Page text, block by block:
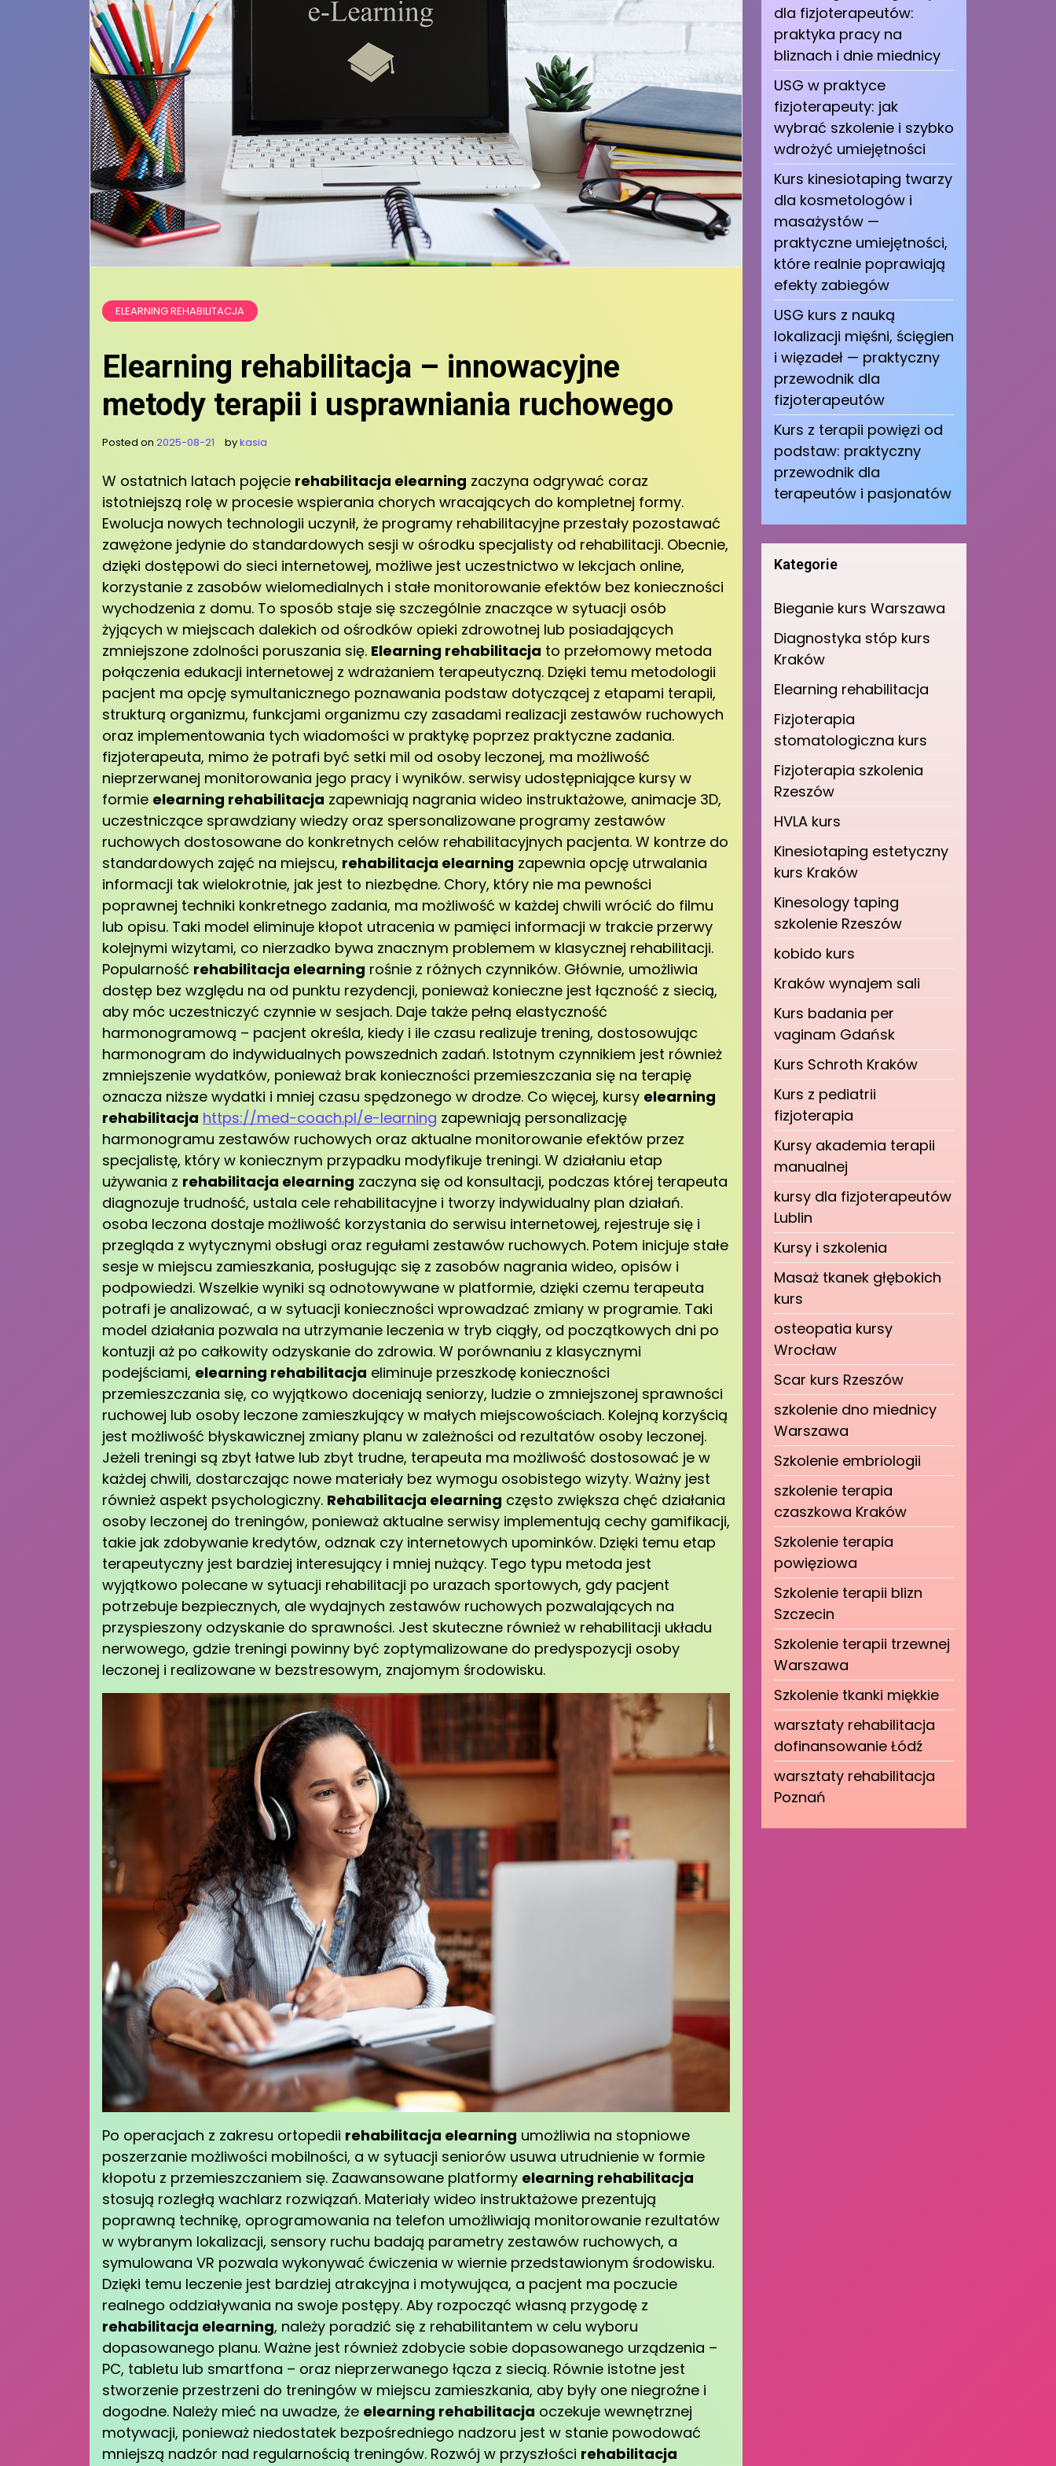
ELEARNING REHABILITACJA
Elearning rehabilitacja – innowacyjne
metody terapii i usprawniania ruchowego
Posted on 2025-08-21 bykasia
W ostatnich latach pojęcie rehabilitacja elearning zaczyna odgrywać coraz
istotniejszą rolę w procesie wspierania chorych wracających do kompletnej formy.
Ewolucja nowych technologii uczynił, że programy rehabilitacyjne przestały pozostawać
zawężone jedynie do standardowych sesji w ośrodku specjalisty od rehabilitacji. Obecnie,
dzięki dostępowi do sieci internetowej, możliwe jest uczestnictwo w lekcjach online,
korzystanie z zasobów wielomedialnych i stałe monitorowanie efektów bez konieczności
wychodzenia z domu. To sposób staje się szczególnie znaczące w sytuacji osób
żyjących w miejscach dalekich od ośrodków opieki zdrowotnej lub posiadających
zmniejszone zdolności poruszania się. Elearning rehabilitacja to przełomowy metoda
połączenia edukacji internetowej z wdrażaniem terapeutyczną. Dzięki temu metodologii
pacjent ma opcję symultanicznego poznawania podstaw dotyczącej z etapami terapii,
strukturą organizmu, funkcjami organizmu czy zasadami realizacji zestawów ruchowych
oraz implementowania tych wiadomości w praktykę poprzez praktyczne zadania.
fizjoterapeuta, mimo że potrafi być setki mil od osoby leczonej, ma możliwość
nieprzerwanej monitorowania jego pracy i wyników. serwisy udostępniające kursy w
formie elearning rehabilitacja zapewniają nagrania wideo instruktażowe, animacje 3D,
uczestniczące sprawdziany wiedzy oraz spersonalizowane programy zestawów
ruchowych dostosowane do konkretnych celów rehabilitacyjnych pacjenta. W kontrze do
standardowych zajęć na miejscu, rehabilitacja elearning zapewnia opcję utrwalania
informacji tak wielokrotnie, jak jest to niezbędne. Chory, który nie ma pewności
poprawnej techniki konkretnego zadania, ma możliwość w każdej chwili wrócić do filmu
lub opisu. Taki model eliminuje kłopot utracenia w pamięci informacji w trakcie przerwy
kolejnymi wizytami, co nierzadko bywa znacznym problemem w klasycznej rehabilitacji.
Popularność rehabilitacja elearning rośnie z różnych czynników. Głównie, umożliwia
dostęp bez względu na od punktu rezydencji, ponieważ konieczne jest łączność z siecią,
aby móc uczestniczyć czynnie w sesjach. Daje także pełną elastyczność
harmonogramową – pacjent określa, kiedy i ile czasu realizuje trening, dostosowując
harmonogram do indywidualnych powszednich zadań. Istotnym czynnikiem jest również
zmniejszenie wydatków, ponieważ brak konieczności przemieszczania się na terapię
oznacza niższe wydatki i mniej czasu spędzonego w drodze. Co więcej, kursy elearning
rehabilitacja https://med-coach.pl/e-learning zapewniają personalizację
harmonogramu zestawów ruchowych oraz aktualne monitorowanie efektów przez
specjalistę, który w koniecznym przypadku modyfikuje treningi. W działaniu etap
używania z rehabilitacja elearning zaczyna się od konsultacji, podczas której terapeuta
diagnozuje trudność, ustala cele rehabilitacyjne i tworzy indywidualny plan działań.
osoba leczona dostaje możliwość korzystania do serwisu internetowej, rejestruje się i
przegląda z wytycznymi obsługi oraz regułami zestawów ruchowych. Potem inicjuje stałe
sesje w miejscu zamieszkania, posługując się z zasobów nagrania wideo, opisów i
podpowiedzi. Wszelkie wyniki są odnotowywane w platformie, dzięki czemu terapeuta
potrafi je analizować, a w sytuacji konieczności wprowadzać zmiany w programie. Taki
model działania pozwala na utrzymanie leczenia w tryb ciągły, od początkowych dni po
kontuzji aż po całkowity odzyskanie do zdrowia. W porównaniu z klasycznymi
podejściami, elearning rehabilitacja eliminuje przeszkodę konieczności
przemieszczania się, co wyjątkowo doceniają seniorzy, ludzie o zmniejszonej sprawności
ruchowej lub osoby leczone zamieszkujący w małych miejscowościach. Kolejną korzyścią
jest możliwość błyskawicznej zmiany planu w zależności od rezultatów osoby leczonej.
Jeżeli treningi są zbyt łatwe lub zbyt trudne, terapeuta ma możliwość dostosować je w
każdej chwili, dostarczając nowe materiały bez wymogu osobistego wizyty. Ważny jest
również aspekt psychologiczny. Rehabilitacja elearning często zwiększa chęć działania
osoby leczonej do treningów, ponieważ aktualne serwisy implementują cechy gamifikacji,
takie jak zdobywanie kredytów, odznak czy internetowych upominków. Dzięki temu etap
terapeutyczny jest bardziej interesujący i mniej nużący. Tego typu metoda jest
wyjątkowo polecane w sytuacji rehabilitacji po urazach sportowych, gdy pacjent
potrzebuje bezpiecznych, ale wydajnych zestawów ruchowych pozwalających na
przyspieszony odzyskanie do sprawności. Jest skuteczne również w rehabilitacji układu
nerwowego, gdzie treningi powinny być zoptymalizowane do predyspozycji osoby
leczonej i realizowane w bezstresowym, znajomym środowisku.
Po operacjach z zakresu ortopedii rehabilitacja elearning umożliwia na stopniowe
poszerzanie możliwości mobilności, a w sytuacji seniorów usuwa utrudnienie w formie
kłopotu z przemieszczaniem się. Zaawansowane platformy elearning rehabilitacja
stosują rozległą wachlarz rozwiązań. Materiały wideo instruktażowe prezentują
poprawną technikę, oprogramowania na telefon umożliwiają monitorowanie rezultatów
w wybranym lokalizacji, sensory ruchu badają parametry zestawów ruchowych, a
symulowana VR pozwala wykonywać ćwiczenia w wiernie przedstawionym środowisku.
Dzięki temu leczenie jest bardziej atrakcyjna i motywująca, a pacjent ma poczucie
realnego oddziaływania na swoje postępy. Aby rozpocząć własną przygodę z
rehabilitacja elearning, należy poradzić się z rehabilitantem w celu wyboru
dopasowanego planu. Ważne jest również zdobycie sobie dopasowanego urządzenia –
PC, tabletu lub smartfona – oraz nieprzerwanego łącza z siecią. Równie istotne jest
stworzenie przestrzeni do treningów w miejscu zamieszkania, aby były one niegroźne i
dogodne. Należy mieć na uwadze, że elearning rehabilitacja oczekuje wewnętrznej
motywacji, ponieważ niedostatek bezpośredniego nadzoru jest w stanie powodować
mniejszą nadzór nad regularnością treningów. Rozwój w przyszłości rehabilitacja
dla fizjoterapeutów:
praktyka pracy na
bliznach i dnie miednicy
USG w praktyce
fizjoterapeuty: jak
wybrać szkolenie i szybko
wdrożyć umiejętności
Kurs kinesiotaping twarzy
dla kosmetologów i
masażystów —
praktyczne umiejętności,
które realnie poprawiają
efekty zabiegów
USG kurs z nauką
lokalizacji mięśni, ścięgien
i więzadeł — praktyczny
przewodnik dla
fizjoterapeutów
Kurs z terapii powięzi od
podstaw: praktyczny
przewodnik dla
terapeutów i pasjonatów
Kategorie
Bieganie kurs Warszawa
Diagnostyka stóp kurs
Kraków
Elearning rehabilitacja
Fizjoterapia
stomatologiczna kurs
Fizjoterapia szkolenia
Rzeszów
HVLA kurs
Kinesiotaping estetyczny
kurs Kraków
Kinesology taping
szkolenie Rzeszów
kobido kurs
Kraków wynajem sali
Kurs badania per
vaginam Gdańsk
Kurs Schroth Kraków
Kurs z pediatrii
fizjoterapia
Kursy akademia terapii
manualnej
kursy dla fizjoterapeutów
Lublin
Kursy i szkolenia
Masaż tkanek głębokich
kurs
osteopatia kursy
Wrocław
Scar kurs Rzeszów
szkolenie dno miednicy
Warszawa
Szkolenie embriologii
szkolenie terapia
czaszkowa Kraków
Szkolenie terapia
powięziowa
Szkolenie terapii blizn
Szczecin
Szkolenie terapii trzewnej
Warszawa
Szkolenie tkanki miękkie
warsztaty rehabilitacja
dofinansowanie Łódź
warsztaty rehabilitacja
Poznań